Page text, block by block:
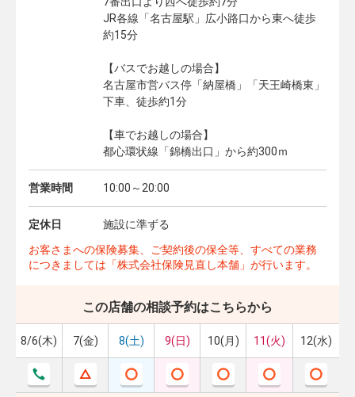
JR各線「名古屋駅」広小路口から東へ徒歩
約15分
【バスでお越しの場合】
名古屋市営バス停「納屋橋」「天王崎橋東」
下車、徒歩約1分
【車でお越しの場合】
都心環状線「錦橋出口」から約300ｍ
営業時間 10:00～20:00
定休日
施設に準ずる
お客さまへの保険募集、ご契約後の保全等、すべての業務
につきましては「株式会社保険見直し本舗」が行います。
この店舗の相談予約はこちらから
8/6(木) 7(金) 8(土) 9(日) 10(月) 11(火) 12(水)